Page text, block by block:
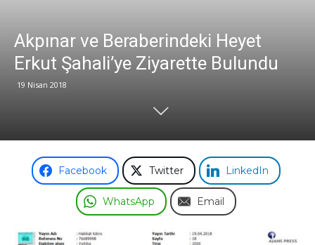
Akpınar ve Beraberindeki Heyet
Erkut Şahali’ye Ziyarette Bulundu
19 Nisan 2018
Facebook Twitter LinkedIn
WhatsApp Email